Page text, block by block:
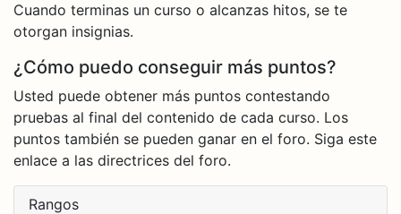
Cuando terminas un curso o alcanzas hitos, se te
otorgan insignias.
¿Cómo puedo conseguir más puntos?
Usted puede obtener más puntos contestando
pruebas al final del contenido de cada curso. Los
puntos también se pueden ganar en el foro. Siga este
enlace a las directrices del foro.
Rangos